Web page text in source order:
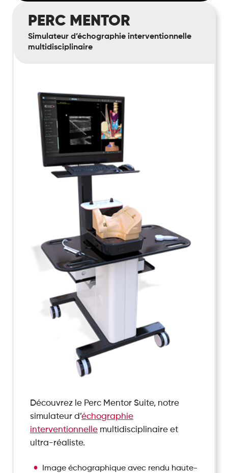
MentorPERC MENTOR
Simulateur d’échographie interventionnelle
multidisciplinaire
Découvrez le Perc Mentor Suite, notre
simulateur d’échographie
interventionnelle multidisciplinaire et
ultra-réaliste.
Image échographique avec rendu haute-